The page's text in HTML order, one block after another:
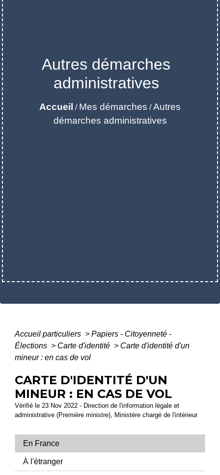
Autres démarches
administratives
Accueil / Mes démarches /Autres
démarches administratives
Accueil particuliers > Papiers - Citoyenneté -
Élections > Carte d'identité > Carte d'identité d'un
mineur : en cas de vol
CARTE D'IDENTITÉ D'UN
MINEUR : EN CAS DE VOL
Vérifié le 23 Nov 2022 - Direction de l'information légale et
administrative (Première ministre), Ministère chargé de l'intérieur
En France
À l'étranger